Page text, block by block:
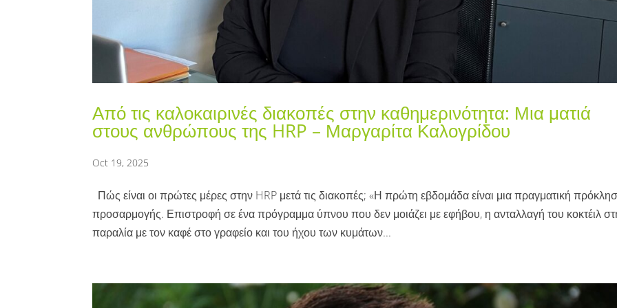
Από τις καλοκαιρινές διακοπές στην καθημερινότητα: Μια ματιά
στους ανθρώπους της HRP – Μαργαρίτα Καλογρίδου
Oct 19, 2025
Πώς είναι οι πρώτες μέρες στην HRP μετά τις διακοπές; «Η πρώτη εβδομάδα είναι μια πραγματική
προσαρμογής. Επιστροφή σε ένα πρόγραμμα ύπνου που δεν μοιάζει με εφήβου, η ανταλλαγή του κοκτέιλ
παραλία με τον καφέ στο γραφείο και του ήχου των κυμάτων...